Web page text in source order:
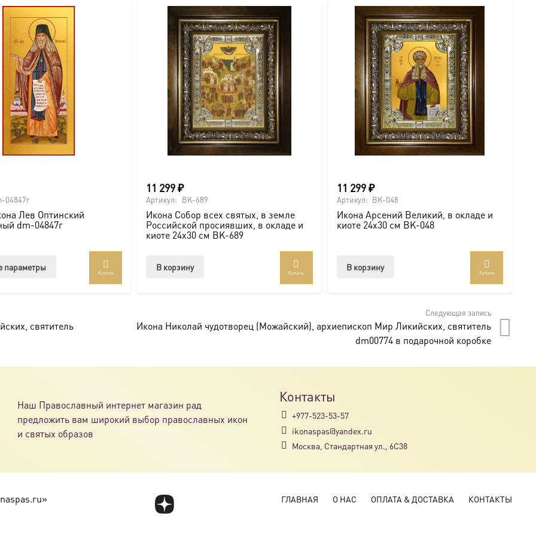
образов покровителей семьи).
Также можно заказать икону в окладе и киоте.
ikonaspas
04847г
Лев Оптинский
dm-04847г
параметры
товара.
Купить
11 299₽
Артикул: BK-689
Икона Собор всех святых, в земле
Российской просиявших, в окладе и
киоте 24х30 см BK-689
В корзину
Купить
11 299₽
Артикул: BK-048
Икона Арсений Великий, в окладе и
киоте 24х30 см BK-048
В корзину
Купить
святитель
Следующая запись
Икона Николай чудотворец (Можайский), архиепископ Мир Ликийских, святитель
dm00774 в подарочной коробке
Наш Православный интернет магазин рад
предложить вам широкий выбор православных икон
и святых образов
Контакты
+977-523-53-57
ikonaspas@yandex.ru
Москва, Стандартная ул., 6С38
ГЛАВНАЯ О НАС ОПЛАТА & ДОСТАВКА КОНТАКТЫ